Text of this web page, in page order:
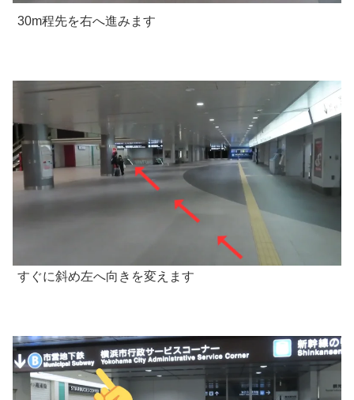
30m程先を右へ進みます
すぐに斜め左へ向きを変えます